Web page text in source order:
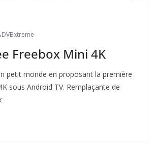
DVBxtreme
Freebox Mini 4K
petit monde en proposant la première
sous Android TV. Remplaçante de